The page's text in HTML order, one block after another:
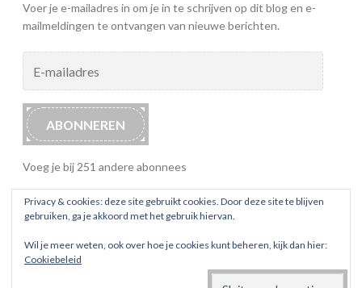
Voer je e-mailadres in om je in te schrijven op dit blog en e-
mailmeldingen te ontvangen van nieuwe berichten.
mailadres
ABONNEREN
Voeg je bij 251 andere abonnees
ONDERSTEUND DOOR WORDPRESS
Privacy & cookies: deze site gebruikt cookies. Door deze site te blijven
gebruiken, ga je akkoord met het gebruik hiervan.
Wil je meer weten, ook over hoe je cookies kunt beheren, kijk dan hier:
Cookiebeleid